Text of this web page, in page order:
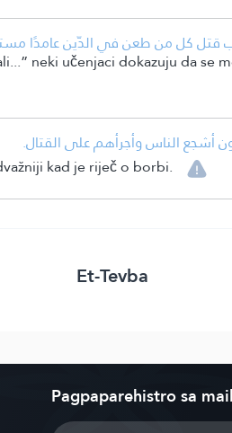
كل من طعن في الدّين عامدًا
neki učenjaci dokazuju da
أشجع الناس وأجرأهم على القتال.
kad je riječ o borbi.
Et-Tevba
Pagpaparehistro sa